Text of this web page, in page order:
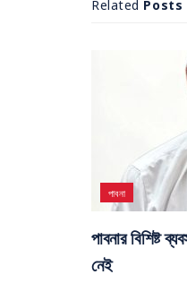
Related Posts
পাবনা
পাবনার বিশিষ্ট
নেই